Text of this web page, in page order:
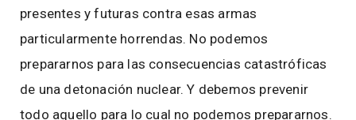
presentes y futuras contra esas armas
particularmente horrendas. No podemos
prepararnos para las consecuencias catastróficas
de una detonación nuclear. Y debemos prevenir
todo aquello para lo cual no podemos prepararnos.